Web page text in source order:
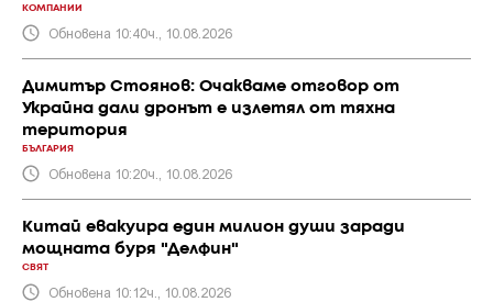
КОМПАНИИ
Обновена 10:40ч., 10.08.2026
Димитър Стоянов: Очакваме отговор от
Украйна дали дронът е излетял от тяхна
територия
БЪЛГАРИЯ
Обновена 10:20ч., 10.08.2026
Китай евакуира един милион души заради
мощната буря "Делфин"
СВЯТ
Обновена 10:12ч., 10.08.2026